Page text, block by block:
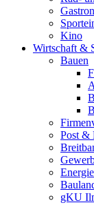
Kino
Wirtschaft &
Bauen
Post &
gKU